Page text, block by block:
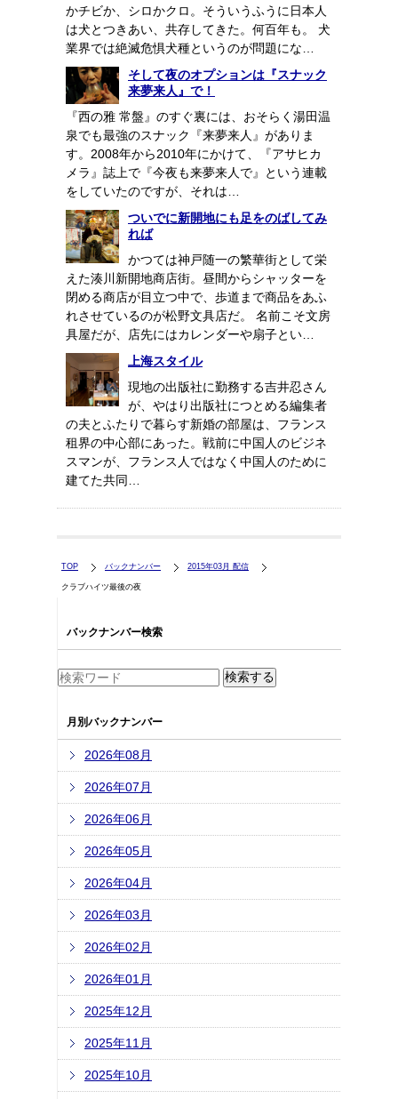
かチビか、シロかクロ。そういうふうに日本人
は犬とつきあい、共存してきた。何百年も。 犬
業界では絶滅危惧犬種というのが問題にな…
そして夜のオプションは『スナック
来夢来人』で！
『西の雅 常盤』のすぐ裏には、おそらく湯田温
泉でも最強のスナック『来夢来人』がありま
す。2008年から2010年にかけて、『アサヒカ
メラ』誌上で『今夜も来夢来人で』という連載
をしていたのですが、それは…
ついでに新開地にも足をのばしてみ
れば
かつては神戸随一の繁華街として栄
えた湊川新開地商店街。昼間からシャッターを
閉める商店が目立つ中で、歩道まで商品をあふ
れさせているのが松野文具店だ。 名前こそ文房
具屋だが、店先にはカレンダーや扇子とい…
上海スタイル
現地の出版社に勤務する吉井忍さん
が、やはり出版社につとめる編集者
の夫とふたりで暮らす新婚の部屋は、フランス
租界の中心部にあった。戦前に中国人のビジネ
スマンが、フランス人ではなく中国人のために
建てた共同…
TOP バックナンバー 2015年03月 配信
クラブハイツ最後の夜
バックナンバー検索
月別バックナンバー
2026年08月
2026年07月
2026年06月
2026年05月
2026年04月
2026年03月
2026年02月
2026年01月
2025年12月
2025年11月
2025年10月